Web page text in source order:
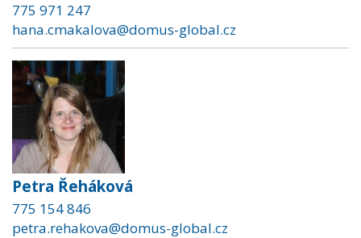
775 971 247
hana.cmakalova@domus-global.cz
Petra Řeháková
775 154 846
petra.rehakova@domus-global.cz